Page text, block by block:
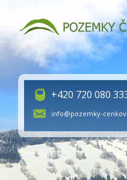
+420 720 080
info@pozemky-